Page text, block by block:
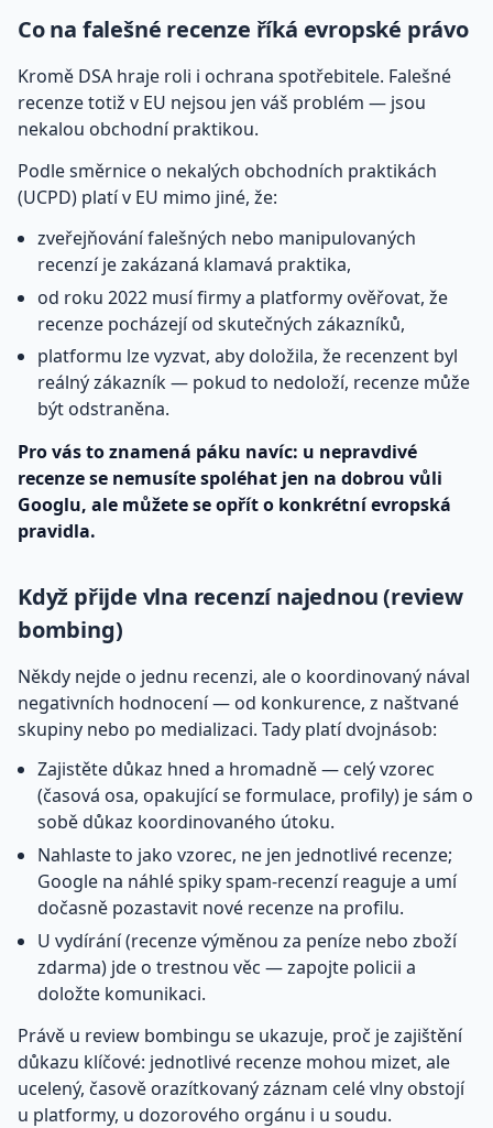
Co na falešné recenze říká evropské právo
Kromě DSA hraje roli i ochrana spotřebitele. Falešné
recenze totiž v EU nejsou jen váš problém — jsou
nekalou obchodní praktikou.
Podle směrnice o nekalých obchodních praktikách
(UCPD) platí v EU mimo jiné, že:
zveřejňování falešných nebo manipulovaných
recenzí je zakázaná klamavá praktika,
od roku 2022 musí firmy a platformy ověřovat, že
recenze pocházejí od skutečných zákazníků,
platformu lze vyzvat, aby doložila, že recenzent byl
reálný zákazník — pokud to nedoloží, recenze může
být odstraněna.
Pro vás to znamená páku navíc: u nepravdivé
recenze se nemusíte spoléhat jen na dobrou vůli
Googlu, ale můžete se opřít o konkrétní evropská
pravidla.
Když přijde vlna recenzí najednou (review
bombing)
Někdy nejde o jednu recenzi, ale o koordinovaný nával
negativních hodnocení — od konkurence, z naštvané
skupiny nebo po medializaci. Tady platí dvojnásob:
Zajistěte důkaz hned a hromadně — celý vzorec
(časová osa, opakující se formulace, profily) je sám o
sobě důkaz koordinovaného útoku.
Nahlaste to jako vzorec, ne jen jednotlivé recenze;
Google na náhlé spiky spam-recenzí reaguje a umí
dočasně pozastavit nové recenze na profilu.
U vydírání (recenze výměnou za peníze nebo zboží
zdarma) jde o trestnou věc — zapojte policii a
doložte komunikaci.
Právě u review bombingu se ukazuje, proč je zajištění
důkazu klíčové: jednotlivé recenze mohou mizet, ale
ucelený, časově orazítkovaný záznam celé vlny obstojí
u platformy, u dozorového orgánu i u soudu.